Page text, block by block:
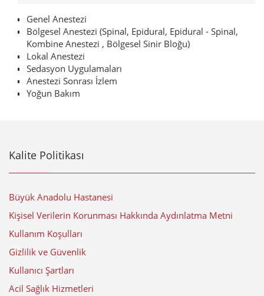
Genel Anestezi
Bölgesel Anestezi (Spinal, Epidural, Epidural - Spinal,
Kombine Anestezi , Bölgesel Sinir Bloğu)
Lokal Anestezi
Sedasyon Uygulamaları
Anestezi Sonrası İzlem
Yoğun Bakım
Kalite Politikası
Büyük Anadolu Hastanesi
Kişisel Verilerin Korunması Hakkında Aydınlatma Metni
Kullanım Koşulları
Gizlilik ve Güvenlik
Kullanıcı Şartları
Acil Sağlık Hizmetleri